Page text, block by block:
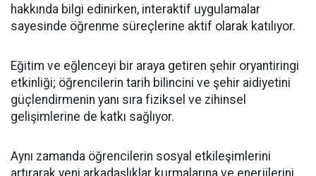
hakkında bilgi edinirken, interaktif uygulamalar
sayesinde öğrenme süreçlerine aktif olarak katılıyor.
Eğitim ve eğlenceyi bir araya getiren şehir oryantiringi
etkinliği; öğrencilerin tarih bilincini ve şehir aidiyetini
güçlendirmenin yanı sıra fiziksel ve zihinsel
gelişimlerine de katkı sağlıyor.
Aynı zamanda öğrencilerin sosyal etkileşimlerini
artırarak yeni arkadaşlıklar kurmalarına ve enerjilerini